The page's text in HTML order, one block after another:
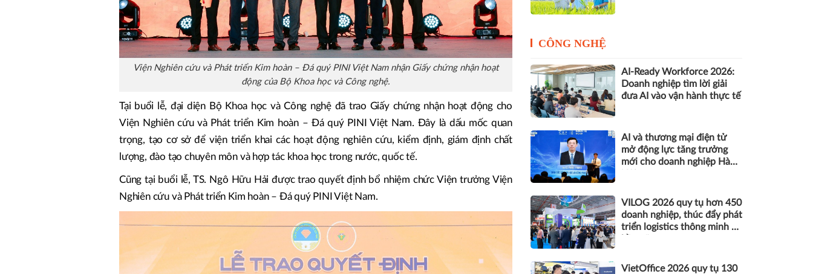
Viện Nghiên cứu và Phát triển Kim hoàn – Đá quý PINI Việt Nam nhận Giấy chứng nhận hoạt
động của Bộ Khoa học và Công nghệ.
Tại buổi lễ, đại diện Bộ Khoa học và Công nghệ đã trao Giấy chứng nhận hoạt động cho
Viện Nghiên cứu và Phát triển Kim hoàn – Đá quý PINI Việt Nam. Đây là dấu mốc quan
trọng, tạo cơ sở để viện triển khai các hoạt động nghiên cứu, kiểm định, giám định chất
lượng, đào tạo chuyên môn và hợp tác khoa học trong nước, quốc tế.
Cũng tại buổi lễ, TS. Ngô Hữu Hải được trao quyết định bổ nhiệm chức Viện trưởng Viện
Nghiên cứu và Phát triển Kim hoàn – Đá quý PINI Việt Nam.
CÔNG NGHỆ
AI-Ready Workforce 2026:
Doanh nghiệp tìm lời giải
đưa AI vào vận hành thực tế
AI và thương mại điện tử
mở động lực tăng trưởng
mới cho doanh nghiệp Hà
VILOG 2026 quy tụ hơn 450
doanh nghiệp, thúc đẩy phát
triển logistics thông minh và
VietOffice 2026 quy tụ 130